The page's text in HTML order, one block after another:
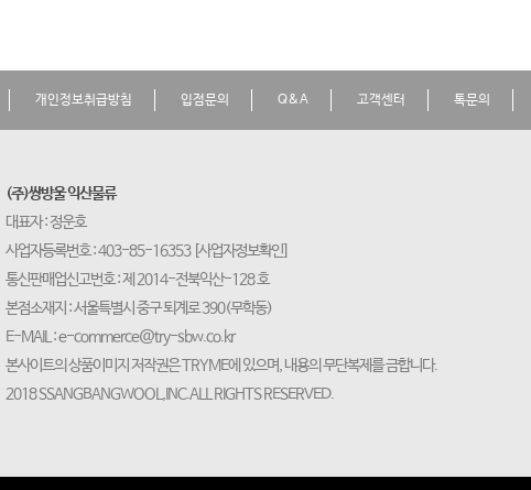
개인정보취급방침 입점문의 Q&A 고객센터 톡문의
(주)쌍방울 익산물류
대표자 : 정운호
사업자등록번호 : 403-85-16353 [사업자정보확인]
통신판매업신고번호 : 제 2014-전북익산-128 호
본점소재지 : 서울특별시 중구 퇴계로 390(무학동)
E-MAIL :e-commerce@try-sbw.co.kr
본사이트의 상품이미지 저작권은 TRYME에 있으며, 내용의 무단복제를 금합니다.
2018 SSANGBANGWOOL,INC.ALL RIGHTS RESERVED.